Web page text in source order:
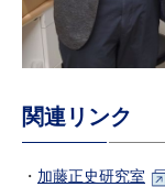
関連リンク
・ 加藤正史研究室